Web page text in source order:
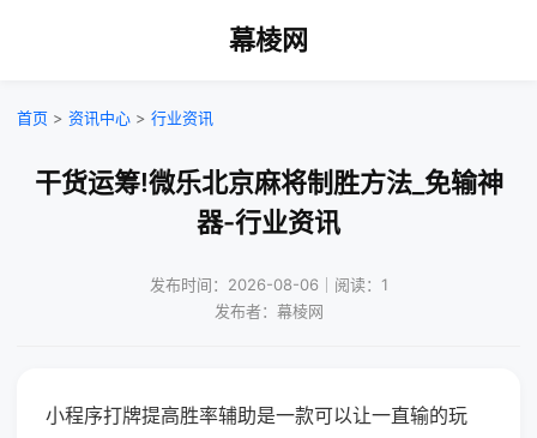
幕棱网
首页 > 资讯中心 > 行业资讯
干货运筹!微乐北京麻将制胜方法_免输神
器-行业资讯
发布时间：2026-08-06｜阅读：1
发布者：幕棱网
小程序打牌提高胜率辅助是一款可以让一直输的玩